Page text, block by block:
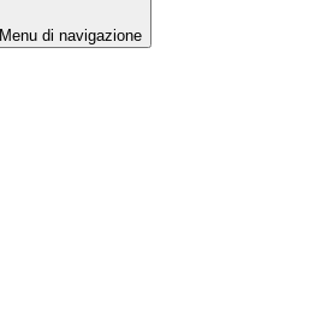
Menu di navigazione